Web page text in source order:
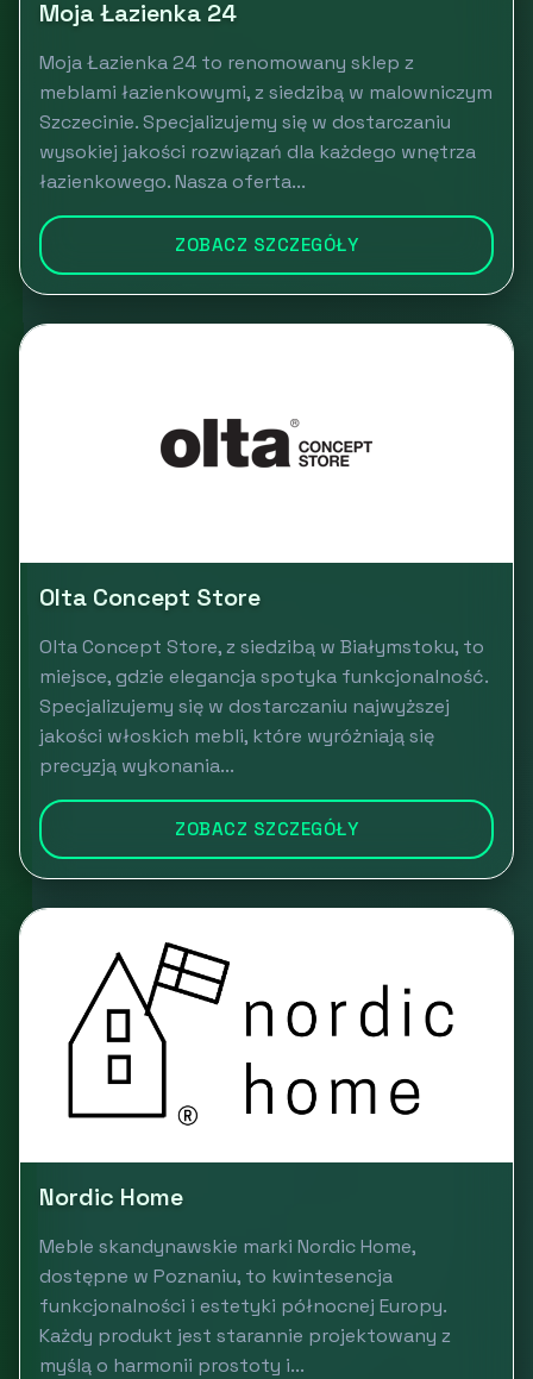
Moja Łazienka 24
Moja Łazienka 24 to renomowany sklep z
meblami łazienkowymi, z siedzibą w malowniczym
Szczecinie. Specjalizujemy się w dostarczaniu
wysokiej jakości rozwiązań dla każdego wnętrza
łazienkowego. Nasza oferta...
ZOBACZ SZCZEGÓŁY
Olta Concept Store
Olta Concept Store, z siedzibą w Białymstoku, to
miejsce, gdzie elegancja spotyka funkcjonalność.
Specjalizujemy się w dostarczaniu najwyższej
jakości włoskich mebli, które wyróżniają się
precyzją wykonania...
ZOBACZ SZCZEGÓŁY
Nordic Home
Meble skandynawskie marki Nordic Home,
dostępne w Poznaniu, to kwintesencja
funkcjonalności i estetyki północnej Europy.
Każdy produkt jest starannie projektowany z
myślą o harmonii prostoty i...